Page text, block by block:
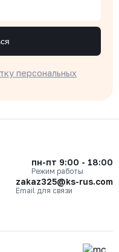
персональных
пн-пт 9:00 - 18:00
Режим работы
zakaz325@ks-rus.com
Email для связи